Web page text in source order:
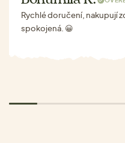
Rychlé doručení, nakupují
spokojená. 😀